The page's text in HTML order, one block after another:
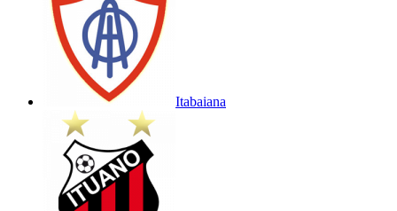
Itabaiana